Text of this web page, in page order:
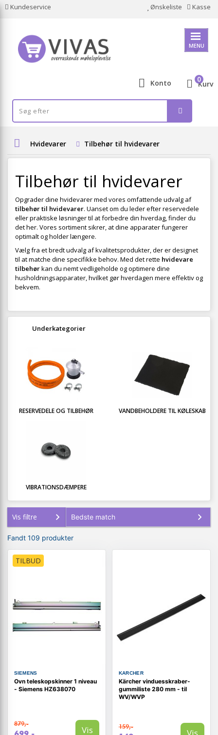
Kundeservice Ønskeliste Kasse
MENU
Konto Kurv
0
Hvidevarer Tilbehør til hvidevarer
Tilbehør til hvidevarer
Opgrader dine hvidevarer med vores omfattende udvalg af
tilbehør til hvidevarer. Uanset om du leder efter reservedele
eller praktiske løsninger til at forbedre din hverdag, finder du
det her. Vores sortiment sikrer, at dine apparater fungerer
optimalt og holder længere.
Vælg fra et bredt udvalg af kvalitetsprodukter, der er designet
til at matche dine specifikke behov. Med det rette hvidevare
tilbehørkan du nemt vedligeholde og optimere dine
husholdningsapparater, hvilket gør hverdagen mere effektiv og
bekvem.
Underkategorier
RESERVEDELE OG TILBEHØR VANDBEHOLDERE TIL KØLESKAB
VIBRATIONSDÆMPERE
Vis filtre
Fandt 109 produkter
TILBUD
SIEMENS
Ovn teleskopskinner 1 niveau
- Siemens HZ638070
879,-
Vis
KARCHER
Kärcher vinduesskraber-
gummiliste 280 mm - til
WV/WVP
159,-
Vis